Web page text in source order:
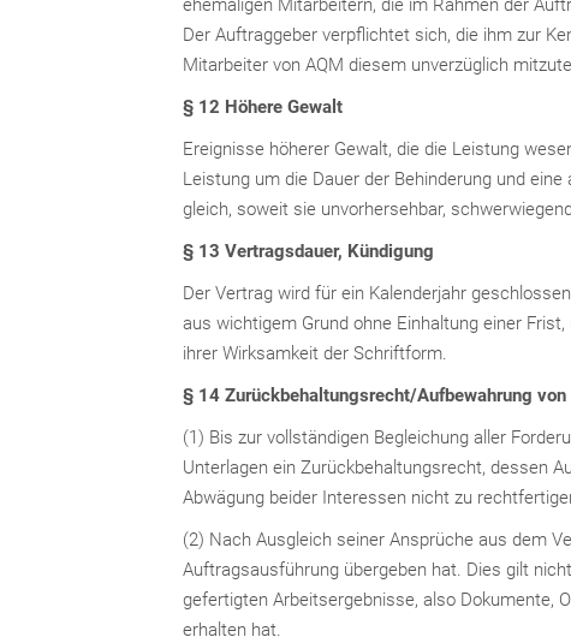
Der Auftraggeber verpflichtet sich, die ihm zur
Mitarbeiter von AQM diesem unverzüglich
§ 12 Höhere Gewalt
Ereignisse höherer Gewalt, die die Leistung
Leistung um die Dauer der Behinderung und
gleich, soweit sie unvorhersehbar,
§ 13 Vertragsdauer, Kündigung
Der Vertrag wird für ein Kalenderjahr
aus wichtigem Grund ohne Einhaltung einer
ihrer Wirksamkeit der Schriftform.
§ 14 Zurückbehaltungsrecht/Aufbewahrung von
(1) Bis zur vollständigen Begleichung aller
Unterlagen ein Zurückbehaltungsrecht, dessen
Abwägung beider Interessen nicht zu
(2) Nach Ausgleich seiner Ansprüche aus dem
Auftragsausführung übergeben hat. Dies gilt
gefertigten Arbeitsergebnisse, also Dokumente,
erhalten hat.